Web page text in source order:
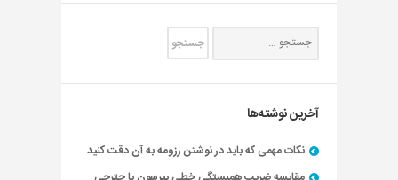
آخرین نوشته‌ها
نکات مهمی که باید در نوشتن رزومه به آن دقت کنید